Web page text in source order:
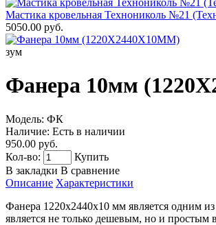
Мастика кровельная Технониколь №21
5050.00 руб.
зум
Фанера 10мм
Модель: ФК
Наличие: Есть в наличии
950.00 руб.
Кол-во:
Купить
В закладки В сравнение
Описание Характеристики
Фанера 1220x2440x10 мм является одним
является не только дешевым, но и